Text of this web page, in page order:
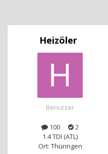
Heizöler
Benutzer
100
2
1.4 TDI (ATL)
Ort: Thüringen